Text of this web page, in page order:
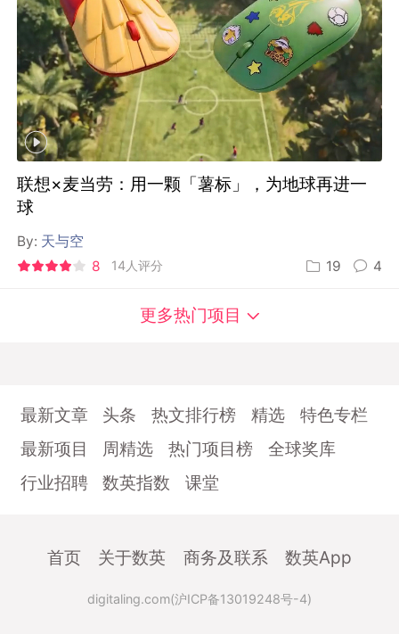
联想×麦当劳：用一颗「薯标」，为地球再进一
球
By: 天与空
8
14人评分 19 4
更多热门项目
最新文章 头条 热文排行榜 精选
特色专栏
最新项目
周精选 热门项目榜
全球奖库
行业招聘
数英指数 课堂
首页 关于数英 商务及联系 数英App
digitaling.com(沪ICP备13019248号-4)